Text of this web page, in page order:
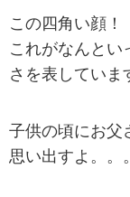
この四角い顔！
これがなんとい
さを表していま
子供の頃にお父
思い出すよ。。。